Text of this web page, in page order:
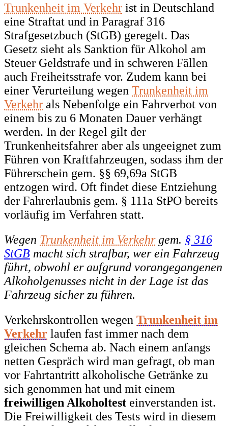
Trunkenheit im Verkehr ist in Deutschland
eine Straftat und in Paragraf 316
Strafgesetzbuch (StGB) geregelt. Das
Gesetz sieht als Sanktion für Alkohol am
Steuer Geldstrafe und in schweren Fällen
auch Freiheitsstrafe vor. Zudem kann bei
einer Verurteilung wegen Trunkenheit im
Verkehr als Nebenfolge ein Fahrverbot von
einem bis zu 6 Monaten Dauer verhängt
werden. In der Regel gilt der
Trunkenheitsfahrer aber als ungeeignet zum
Führen von Kraftfahrzeugen, sodass ihm der
Führerschein gem. §§ 69,69a StGB
entzogen wird. Oft findet diese Entziehung
der Fahrerlaubnis gem. § 111a StPO bereits
vorläufig im Verfahren statt.
Wegen Trunkenheit im Verkehrgem. § 316
StGB macht sich strafbar, wer ein Fahrzeug
führt, obwohl er aufgrund vorangegangenen
Alkoholgenusses nicht in der Lage ist das
Fahrzeug sicher zu führen.
Verkehrskontrollen wegen Trunkenheit im
Verkehr laufen fast immer nach dem
gleichen Schema ab. Nach einem anfangs
netten Gespräch wird man gefragt, ob man
vor Fahrtantritt alkoholische Getränke zu
sich genommen hat und mit einem
freiwilligen Alkoholtest einverstanden ist.
Die Freiwilligkeit des Tests wird in diesem